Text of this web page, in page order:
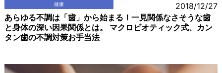
健康 2018/12/27
あらゆる不調は「歯」から始まる！一見関係なさそうな歯
と身体の深い因果関係とは。 マクロビオティック式、カン
タン歯の不調対策お手当法